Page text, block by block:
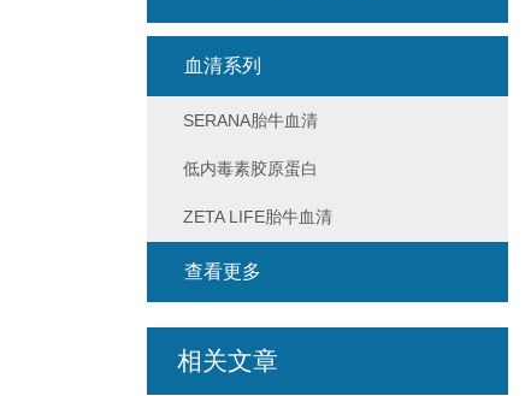
血清系列
SERANA胎牛血清
低内毒素胶原蛋白
ZETA LIFE胎牛血清
查看更多
相关文章